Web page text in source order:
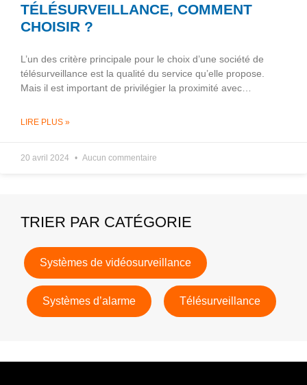
TÉLÉSURVEILLANCE, COMMENT
CHOISIR ?
L’un des critère principale pour le choix d’une société de
télésurveillance est la qualité du service qu’elle propose.
Mais il est important de privilégier la proximité avec…
LIRE PLUS »
20 avril 2024 Aucun commentaire
TRIER PAR CATÉGORIE
Systèmes de vidéosurveillance
Systèmes d’alarme Télésurveillance